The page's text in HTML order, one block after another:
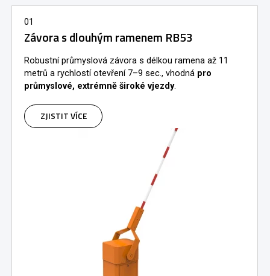
01
Závora s dlouhým ramenem RB53
Robustní průmyslová závora s délkou ramena až 11
metrů a rychlostí otevření 7–9 sec., vhodná pro
průmyslové, extrémně široké vjezdy.
ZJISTIT VÍCE